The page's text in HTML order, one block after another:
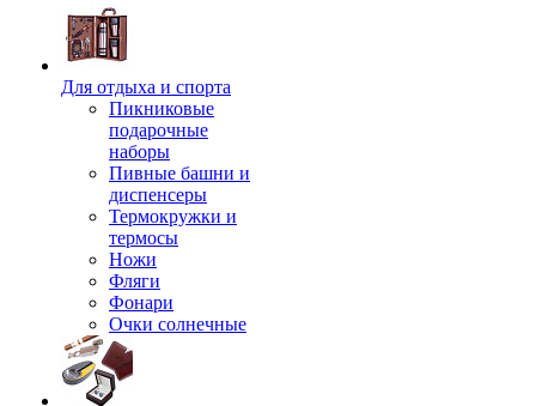
Для отдыха и спорта
Пикниковые
подарочные
наборы
Пивные башни и
диспенсеры
Термокружки и
термосы
Ножи
Фляги
Фонари
Очки солнечные